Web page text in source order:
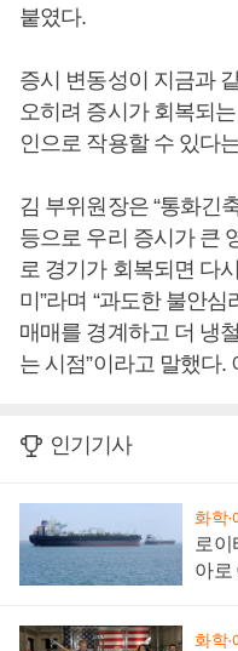
붙였다.
증시 변동성이 지금과
오히려 증시가 회복되
인으로 작용할 수 있다
김 부위원장은 “통화긴
등으로 우리 증시가 큰
로 경기가 회복되면 다
미”라며 “과도한 불안
매매를 경계하고 더 냉
는 시점”이라고 말했다.
인기기사
화학·
로이
아로
화학·